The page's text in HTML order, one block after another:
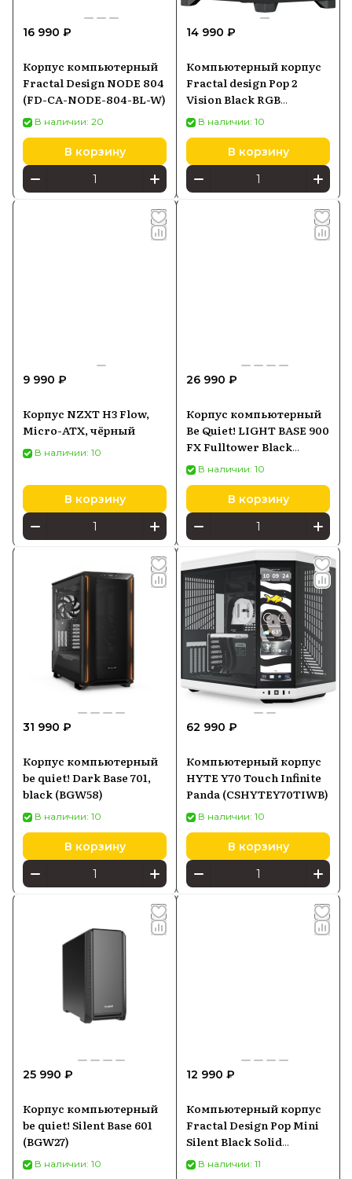
16 990 ₽
Корпус компьютерный
Fractal Design NODE 804
(FD-CA-NODE-804-BL-W)
В наличии: 20
В корзину
14 990 ₽
Компьютерный корпус
Fractal design Pop 2
Vision Black RGB
(FDCPOV2A02)
В наличии: 10
В корзину
9 990 ₽
Корпус NZXT H3 Flow,
Micro-ATX, чёрный
В наличии: 10
В корзину
26 990 ₽
Корпус компьютерный
Be Quiet! LIGHT BASE 900
FX Fulltower Black
(BGW71)
В наличии: 10
В корзину
31 990 ₽
Корпус компьютерный
be quiet! Dark Base 701,
black (BGW58)
В наличии: 10
В корзину
62 990 ₽
Компьютерный корпус
HYTE Y70 Touch Infinite
Panda (CSHYTEY70TIWB)
В наличии: 10
В корзину
25 990 ₽
Корпус компьютерный
be quiet! Silent Base 601
(BGW27)
В наличии: 10
12 990 ₽
Компьютерный корпус
Fractal Design Pop Mini
Silent Black Solid
(FDCPOS1M01)
В наличии: 11